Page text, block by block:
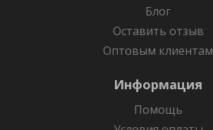
Блог
Оставить отзыв
Оптовым клиентам
Информация
Помощь